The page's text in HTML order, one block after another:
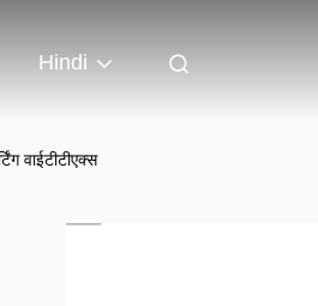
Hindi
वाईटीटीएक्स